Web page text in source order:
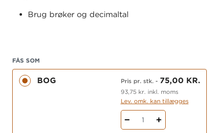
Brug brøker og decimaltal
Areal, omkreds og vægt.
Læs mere om systemet
Få overblik over alle materialer i systemet
Se flere materialer til matematik
FÅS SOM
BOG Pris pr. stk.- 75,00 KR.
93,75 kr. inkl. moms
Lev. omk. kan tillægges
1